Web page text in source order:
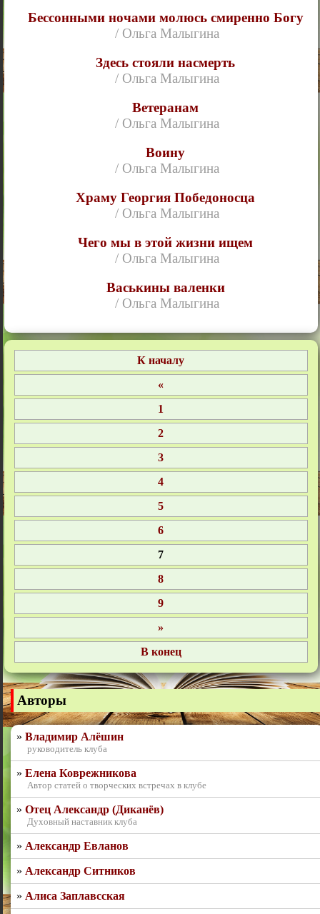
Бессонными ночами молюсь смиренно Богу
/ Ольга Малыгина
Здесь стояли насмерть
/ Ольга Малыгина
Ветеранам
/ Ольга Малыгина
Воину
/ Ольга Малыгина
Храму Георгия Победоносца
/ Ольга Малыгина
Чего мы в этой жизни ищем
/ Ольга Малыгина
Васькины валенки
/ Ольга Малыгина
1
2
3
4
5
6
7
8
9
Авторы
Владимир Алёшин
руководитель клуба
Елена Коврежникова
Автор статей о творческих встречах в клубе
Отец Александр (Диканёв)
Духовный наставник клуба
Александр Евланов
Александр Ситников
Алиса Заплавсская